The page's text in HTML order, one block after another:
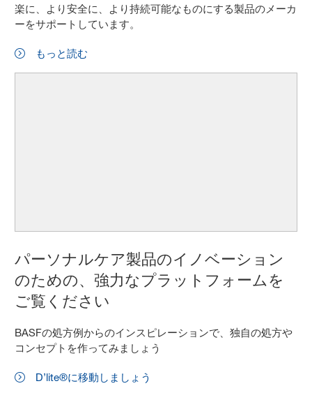
楽に、より安全に、より持続可能なものにする製品のメーカ
ーをサポートしています。
もっと読む
パーソナルケア製品のイノベーション
のための、強力なプラットフォームを
ご覧ください
BASFの処方例からのインスピレーションで、独自の処方や
コンセプトを作ってみましょう
D’lite®に移動しましょう